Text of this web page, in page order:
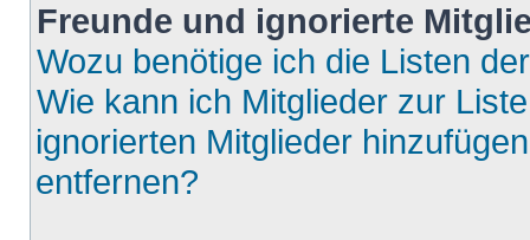
Freunde und ignorierte
Wozu benötige ich die Listen
Wie kann ich Mitglieder zur
ignorierten Mitglieder
entfernen?